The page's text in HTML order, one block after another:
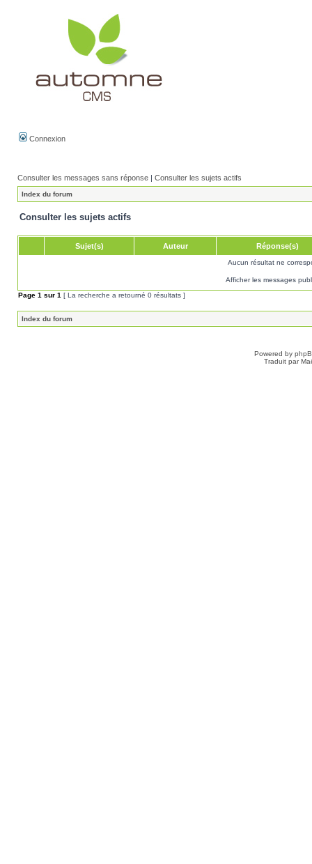
Connexion
Consulter les messages sans réponse | Consulter les sujets actifs
Index du forum
Consulter les sujets actifs
Sujet(s) Auteur Réponse(s)
Aucun résultat ne
Afficher les messages
Page 1 sur 1 [ La recherche a retourné 0 résultats ]
Index du forum
Powered by
Traduit par